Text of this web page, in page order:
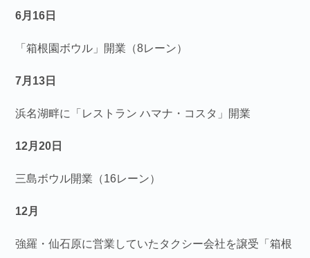
6月16日
「箱根園ボウル」開業（8レーン）
7月13日
浜名湖畔に「レストラン ハマナ・コスタ」開業
12月20日
三島ボウル開業（16レーン）
12月
強羅・仙石原に営業していたタクシー会社を譲受「箱根